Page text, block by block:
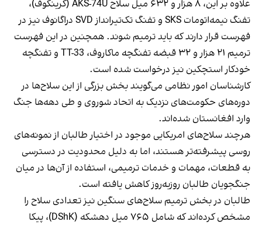
علاوه بر این، ۸ هزار و ۶۳۲ میل سلاح AKS-74U (کرینکوف)،
تفنگ نیمه‌اتومات SKS و تفنگ تک‌تیرانداز SVD دراگانوف نیز در
فهرست قرار دارند که باید ترمیم شوند. همچنین در این فهرست
ترمیم ۲۱ هزار و ۳۲ قبضه تفنگچه ماکاروف، TT-33 و تفنگچه
خودکار استچکین نیز درخواست شده است.
کارشناسان امور نظامی می‌گویند بخش بزرگی از این سلاح‌ها در
دوره‌های حکومت‌های نزدیک به اتحاد شوروی و طی دهه‌ها جنگ
وارد افغانستان شده‌اند.
هرچند سلاح‌های امریکایی موجود در اختیار طالبان از نمونه‌های
روسی پیشرفته‌تر هستند، اما به دلیل محدودیت در دسترسی
به قطعات، مهمات و خدمات ترمیمی، استفاده از آن‌ها در میان
جنگجویان طالبان روزبه‌روز کاهش یافته است.
طالبان در بخش ترمیم سلاح‌های سنگین نیز تعدادی سلاح را
مشخص کرده‌اند که شامل ۷۶۵ میل دهشکه (DShK)، پیکا